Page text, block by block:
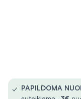
✓ PAPILDOMA